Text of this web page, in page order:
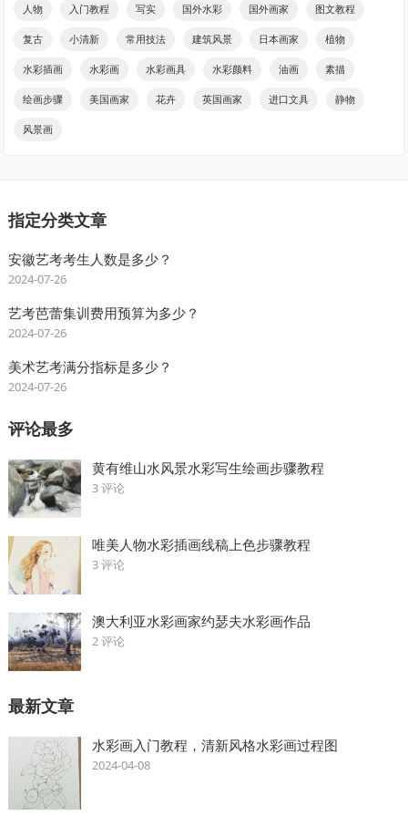
人物 入门教程 写实 国外水彩 国外画家 图文教程
复古 小清新 常用技法 建筑风景 日本画家 植物
水彩插画 水彩画 水彩画具 水彩颜料 油画 素描
绘画步骤 美国画家 花卉 英国画家 进口文具 静物
风景画
指定分类文章
安徽艺考考生人数是多少？
2024-07-26
艺考芭蕾集训费用预算为多少？
2024-07-26
美术艺考满分指标是多少？
2024-07-26
评论最多
黄有维山水风景水彩写生绘画步骤教程
3 评论
唯美人物水彩插画线稿上色步骤教程
3 评论
澳大利亚水彩画家约瑟夫水彩画作品
2 评论
最新文章
水彩画入门教程，清新风格水彩画过程图
2024-04-08